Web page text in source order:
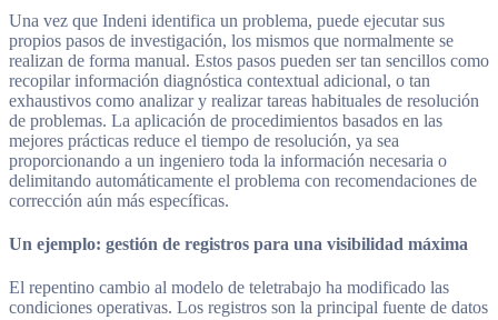
Una vez que Indeni identifica un problema, puede ejecutar sus
propios pasos de investigación, los mismos que normalmente se
realizan de forma manual. Estos pasos pueden ser tan sencillos como
recopilar información diagnóstica contextual adicional, o tan
exhaustivos como analizar y realizar tareas habituales de resolución
de problemas. La aplicación de procedimientos basados en las
mejores prácticas reduce el tiempo de resolución, ya sea
proporcionando a un ingeniero toda la información necesaria o
delimitando automáticamente el problema con recomendaciones de
corrección aún más específicas.
Un ejemplo: gestión de registros para una visibilidad máxima
El repentino cambio al modelo de teletrabajo ha modificado las
condiciones operativas. Los registros son la principal fuente de datos